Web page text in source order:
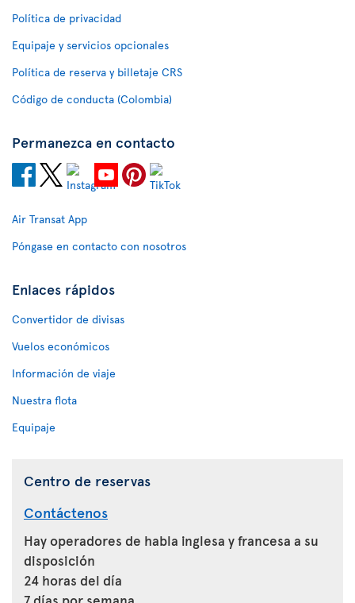
Política de privacidad
Equipaje y servicios opcionales
Política de reserva y billetaje CRS
Código de conducta (Colombia)
Permanezca en contacto
Air Transat App
Póngase en contacto con nosotros
Enlaces rápidos
Convertidor de divisas
Vuelos económicos
Información de viaje
Nuestra flota
Equipaje
Centro de reservas
Contáctenos
Hay operadores de habla inglesa y francesa a su
disposición
24 horas del día